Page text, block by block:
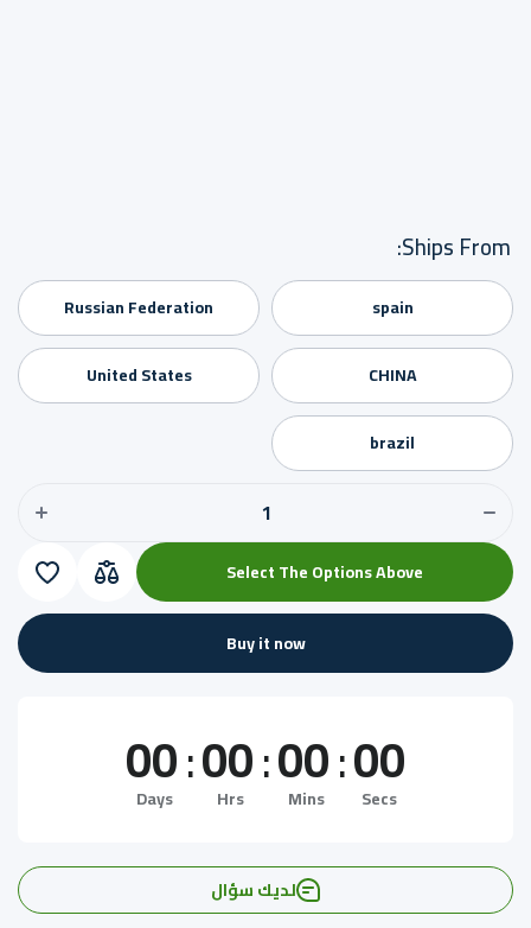
Ships From:
spain
Russian Federation
CHINA
United States
brazil
for حقائب
Select The Options Above
Buy it now
00:00:00:00
Days Hrs Mins Secs
لديك سؤال